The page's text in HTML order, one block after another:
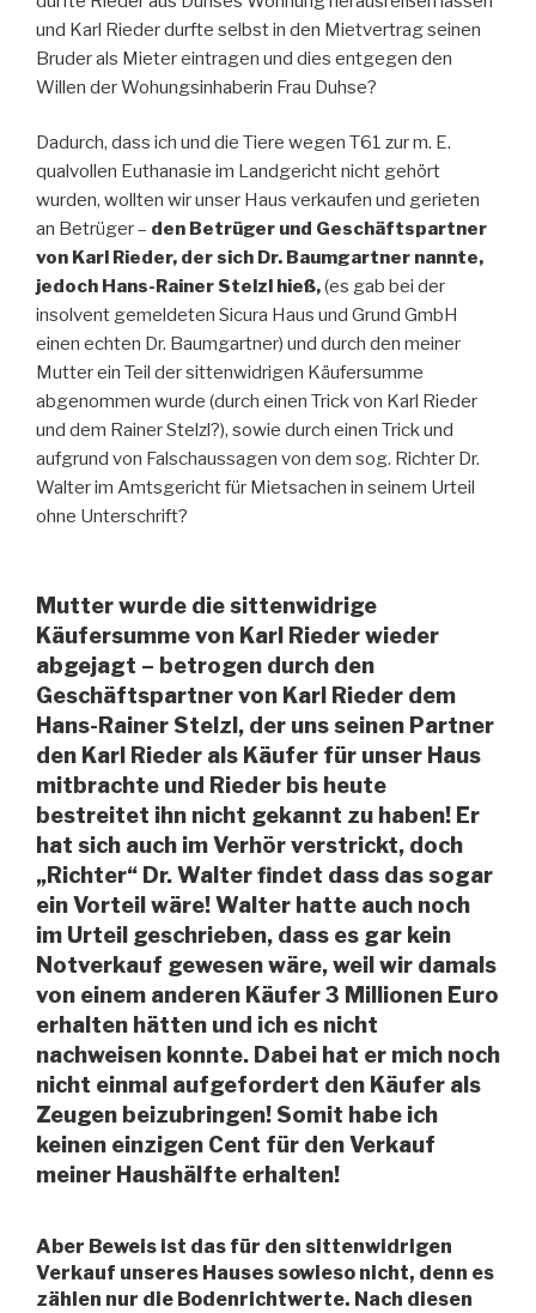
und Karl Rieder durfte selbst in den Mietvertrag seinen
Bruder als Mieter eintragen und dies entgegen den
Willen der Wohungsinhaberin Frau Duhse?
Dadurch, dass ich und die Tiere wegen T61 zur m. E.
qualvollen Euthanasie im Landgericht nicht gehört
wurden, wollten wir unser Haus verkaufen und gerieten
an Betrüger – den Betrüger und Geschäftspartner
von Karl Rieder, der sich Dr. Baumgartner nannte,
jedoch Hans-Rainer Stelzl hieß,(es gab bei der
insolvent gemeldeten Sicura Haus und Grund GmbH
einen echten Dr. Baumgartner) und durch den meiner
Mutter ein Teil der sittenwidrigen Käufersumme
abgenommen wurde (durch einen Trick von Karl Rieder
und dem Rainer Stelzl?), sowie durch einen Trick und
aufgrund von Falschaussagen von dem sog. Richter Dr.
Walter im Amtsgericht für Mietsachen in seinem Urteil
ohne Unterschrift?
Mutter wurde die sittenwidrige
Käufersumme von Karl Rieder wieder
abgejagt – betrogen durch den
Geschäftspartner von Karl Rieder dem
Hans-Rainer Stelzl, der uns seinen Partner
den Karl Rieder als Käufer für unser Haus
mitbrachte und Rieder bis heute
bestreitet ihn nicht gekannt zu haben! Er
hat sich auch im Verhör verstrickt, doch
„Richter“ Dr. Walter findet dass das sogar
ein Vorteil wäre! Walter hatte auch noch
im Urteil geschrieben, dass es gar kein
Notverkauf gewesen wäre, weil wir damals
von einem anderen Käufer 3 Millionen Euro
erhalten hätten und ich es nicht
nachweisen konnte. Dabei hat er mich noch
nicht einmal aufgefordert den Käufer als
Zeugen beizubringen! Somit habe ich
keinen einzigen Cent für den Verkauf
meiner Haushälfte erhalten!
Aber Beweis ist das für den sittenwidrigen
Verkauf unseres Hauses sowieso nicht, denn es
zählen nur die Bodenrichtwerte. Nach diesen